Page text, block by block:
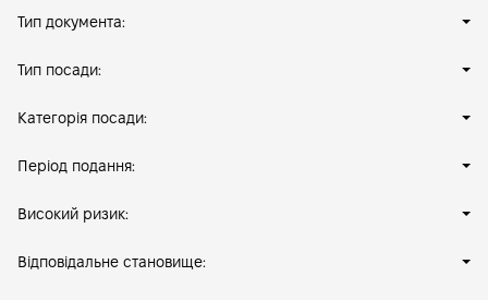
Тип документа:
Тип посади:
Категорія посади:
Період подання:
Високий ризик:
Відповідальне становище: